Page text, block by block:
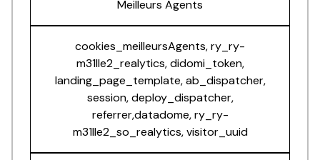
Meilleurs Agents
cookies_meilleursAgents, ry_ry-
m31lle2_realytics, didomi_token,
landing_page_template, ab_dispatcher,
session, deploy_dispatcher,
referrer,datadome, ry_ry-
m31lle2_so_realytics, visitor_uuid